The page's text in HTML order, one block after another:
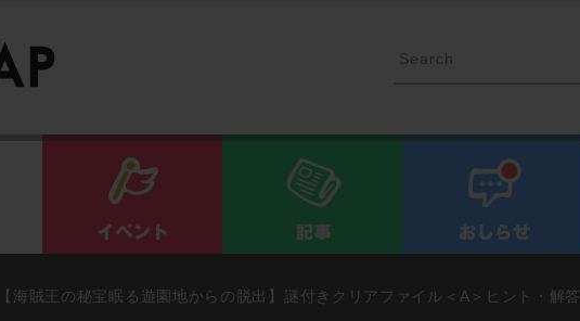
【海賊王の秘宝眠る遊園地からの脱出】謎付きクリアファイル＜A＞ヒント・解答